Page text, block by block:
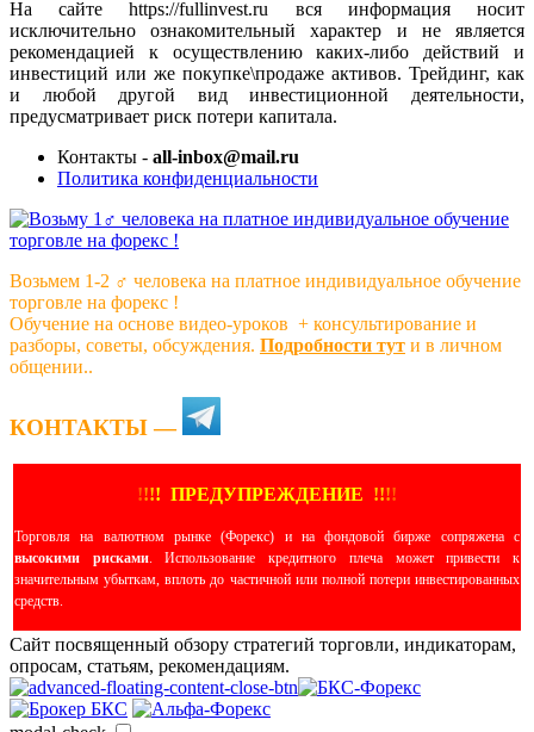
На сайте https://fullinvest.ru вся информация носит
исключительно ознакомительный характер и не является
рекомендацией к осуществлению каких-либо действий и
инвестиций или же покупке\продаже активов. Трейдинг, как
и любой другой вид инвестиционной деятельности,
предусматривает риск потери капитала.
Контакты - all-inbox@mail.ru
Политика конфиденциальности
Возьмем 1-2 ‍♂️ человека на платное индивидуальное обучение
торговле на форекс !
Обучение на основе видео-уроков ️ + консультирование и
разборы, советы, обсуждения. Подробности тут и в личном
общении..
КОНТАКТЫ —
!!!! ПРЕДУПРЕЖДЕНИЕ !!!!
Торговля на валютном рынке (Форекс) и на фондовой бирже сопряжена с
высокими рисками. Использование кредитного плеча может привести к
значительным убыткам, вплоть до частичной или полной потери инвестированных
средств.
Сайт посвященный обзору стратегий торговли, индикаторам,
опросам, статьям, рекомендациям.